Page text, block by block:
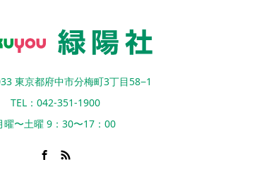
東京都府中市分梅町3丁目58−1
TEL：042-351-1900
曜〜土曜 9：30〜17：00